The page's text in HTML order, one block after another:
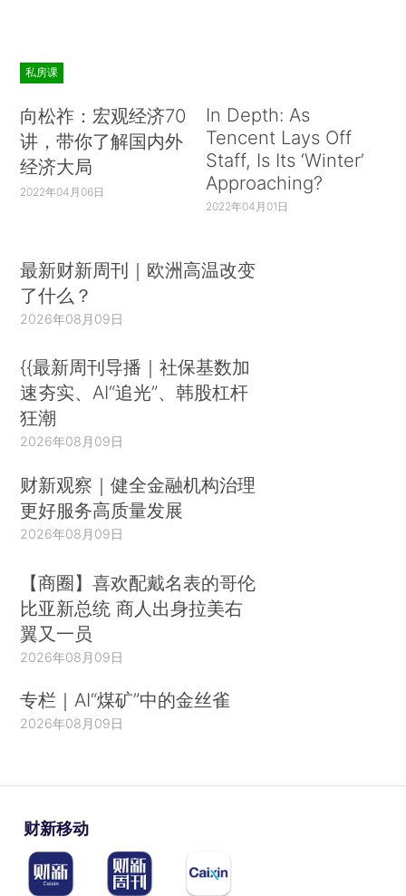
私房课
向松祚：宏观经济70
讲，带你了解国内外
经济大局
2022年04月06日
In Depth: As
Tencent Lays Off
Staff, Is Its ‘Winter’
Approaching?
2022年04月01日
最新财新周刊｜欧洲高温改变
了什么？
2026年08月09日
{{最新周刊导播｜社保基数加
速夯实、AI“追光”、韩股杠杆
狂潮
2026年08月09日
财新观察｜健全金融机构治理
更好服务高质量发展
2026年08月09日
【商圈】喜欢配戴名表的哥伦
比亚新总统 商人出身拉美右
翼又一员
2026年08月09日
专栏｜AI“煤矿”中的金丝雀
2026年08月09日
财新移动